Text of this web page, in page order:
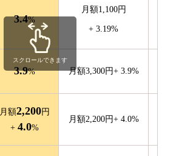
3.4%
月額1,100円
+3.19%
3.9% 月額3,300円+ 3.9%
月額2,200円
+4.0%
月額2,200円+ 4.0%
スクロールできます